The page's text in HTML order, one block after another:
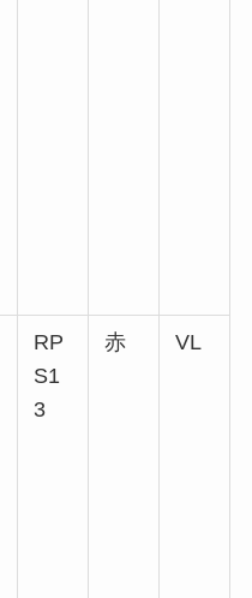
RP
S1
3
赤 VL